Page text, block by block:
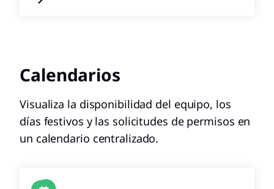
Calendarios
Visualiza la disponibilidad del equipo, los
días festivos y las solicitudes de permisos en
un calendario centralizado.